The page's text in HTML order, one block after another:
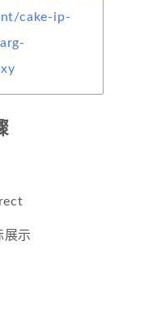
cake-ip-
展示